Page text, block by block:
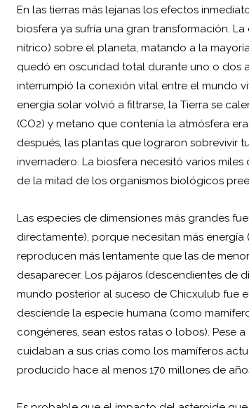
En las tierras más lejanas los efectos
biosfera ya sufría una gran transformación.
nítrico) sobre el planeta, matando a la
quedó en oscuridad total durante uno o dos
interrumpió la conexión vital entre el mundo
energía solar volvió a filtrarse, la Tierra se
(CO2) y metano que contenía la atmósfera
después, las plantas que lograron sobrevivir
invernadero. La biosfera necesitó varios
de la mitad de los organismos biológicos
Las especies de dimensiones más grandes
directamente), porque necesitan más
reproducen más lentamente que las de
desaparecer. Los pájaros (descendientes de
mundo posterior al suceso de Chicxulub fue
desciende la especie humana (como
congéneres, sean estos ratas o lobos). Pese
cuidaban a sus crías como los mamíferos
producido hace al menos 170 millones de